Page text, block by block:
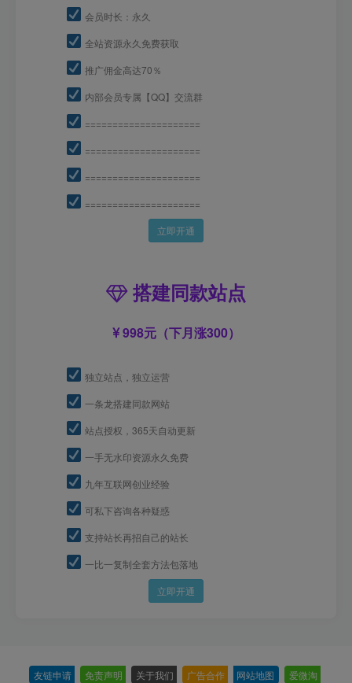
会员时长：永久
全站资源永久免费获取
推广佣金高达70％
内部会员专属【QQ】交流群
=====================
=====================
=====================
=====================
立即开通
搭建同款站点
998元（下月涨300）
独立站点，独立运营
一条龙搭建同款网站
站点授权，365天自动更新
一手无水印资源永久免费
九年互联网创业经验
可私下咨询各种疑惑
支持站长再招自己的站长
一比一复制全套方法包落地
立即开通
友链申请 免责声明 关于我们 广告合作 网站地图 爱微淘